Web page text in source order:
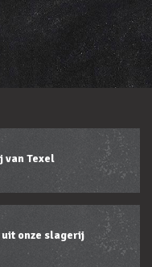
Texel
onze slagerij